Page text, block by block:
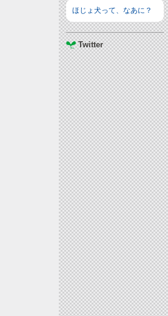
ほじょ犬って、なあに？
Twitter